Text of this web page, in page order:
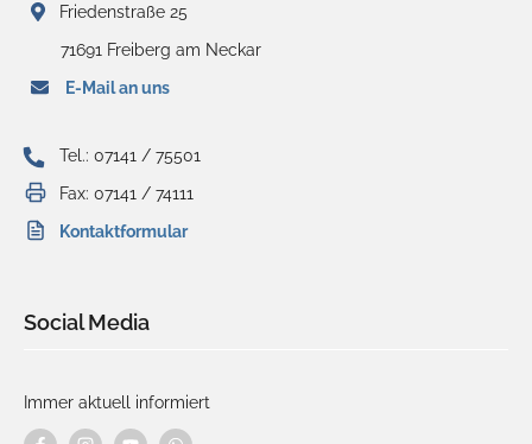
Friedenstraße 25
71691 Freiberg am Neckar
E-Mail an uns
Tel.: 07141 / 75501
Fax: 07141 / 74111
Kontaktformular
Social Media
Immer aktuell informiert